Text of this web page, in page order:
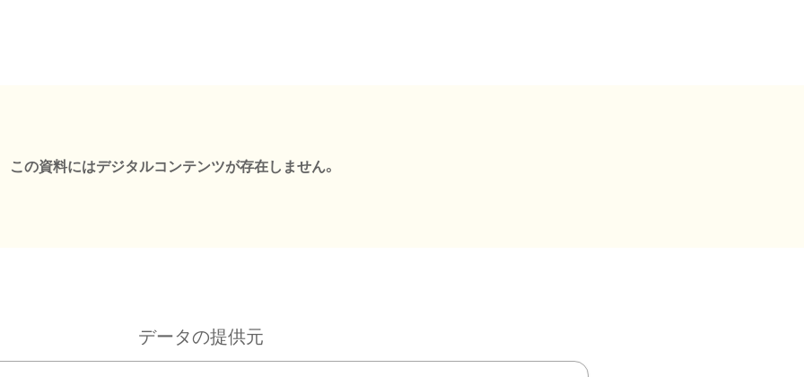
この資料にはデジタルコンテンツが存在しません。
データの提供元